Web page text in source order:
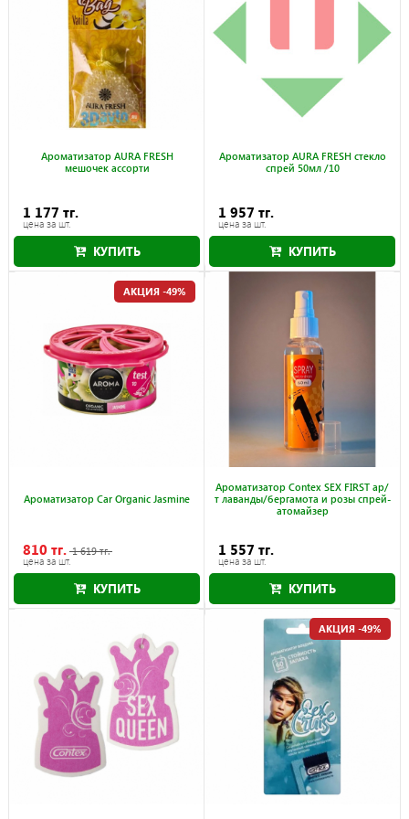
Ароматизатор AURA FRESH
мешочек ассорти
1 177 тг.
цена за шт.
КУПИТЬ
Ароматизатор AURA FRESH стекло
спрей 50мл /10
1 957 тг.
цена за шт.
КУПИТЬ
Ароматизатор Car Organic Jasmine
810 тг. 1 619 тг.
цена за шт.
Акция действует до 30.09.2026
АКЦИЯ -49%
КУПИТЬ
Ароматизатор Contex SEX FIRST ар/
т лаванды/бергамота и розы спрей-
атомайзер
1 557 тг.
цена за шт.
КУПИТЬ
АКЦИЯ -49%